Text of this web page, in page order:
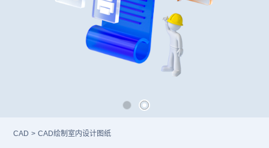
CAD > CAD绘制室内设计图纸